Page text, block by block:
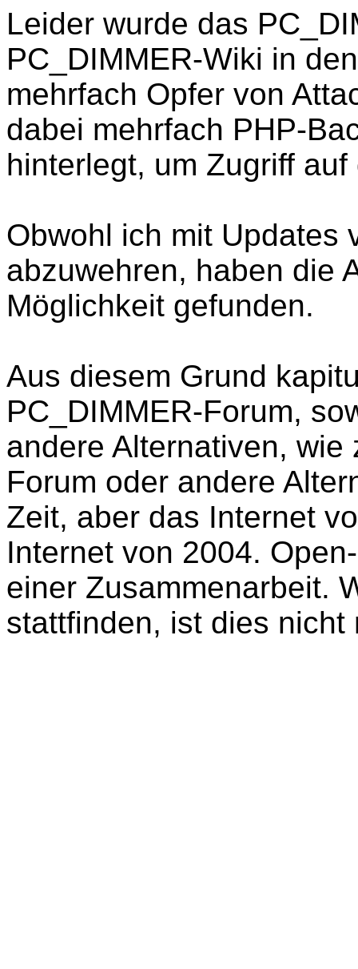
Leider wurde das
PC_DIMMER-Wiki in
mehrfach Opfer von
dabei mehrfach PHP-
hinterlegt, um Zugriff
Obwohl ich mit Updates
abzuwehren, haben die
Möglichkeit gefunden.
Aus diesem Grund
PC_DIMMER-Forum,
andere Alternativen,
Forum oder andere
Zeit, aber das Internet
Internet von 2004.
einer Zusammenarbeit.
stattfinden, ist dies nicht